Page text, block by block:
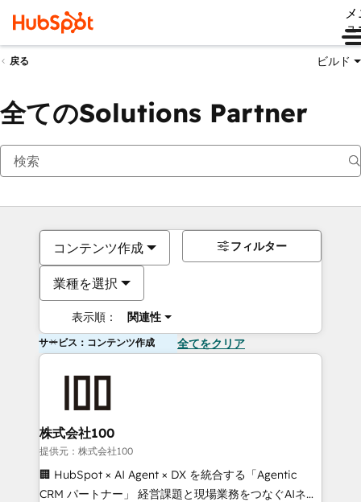
ュ
戻る ビルド
全てのSolutions Partner
コンテンツ作成
業種を選択
表示順： 関連性
フィルター
サービス：コンテンツ作成 全てをクリア
株式会社100
提供元：株式会社100
🏢 HubSpot × AI Agent × DX を統合する「Agentic
CRM パートナー」 経営課題と現場業務をつなぐAIネイ